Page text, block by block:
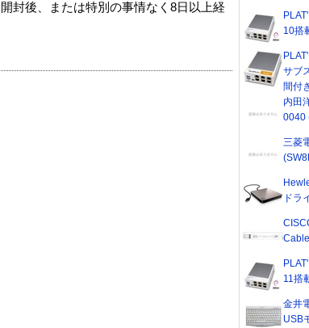
封後、または特別の事情なく8日以上経
10搭
サブ
間付
内田
0040
三菱
ドラ
11搭
金井
USB